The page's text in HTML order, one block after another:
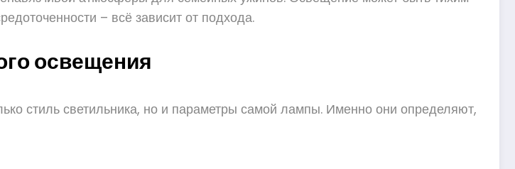
– всё зависит от подхода.
освещения
стиль светильника, но и параметры самой лампы. Именно они определяют,